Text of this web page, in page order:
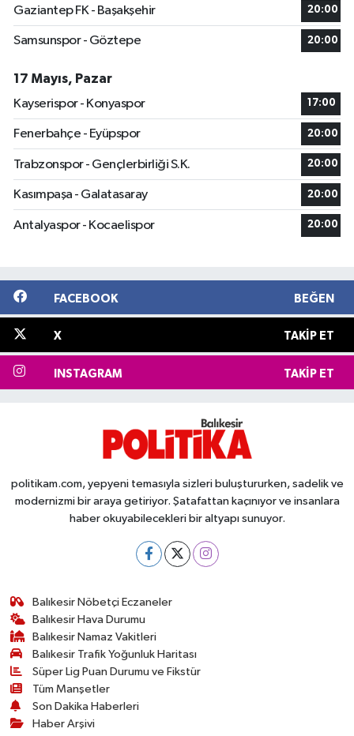
Gaziantep FK - Başakşehir 20:00
Samsunspor - Göztepe 20:00
17 Mayıs, Pazar
Kayserispor - Konyaspor
17:00
Fenerbahçe - Eyüpspor 20:00
Trabzonspor - Gençlerbirliği S.K. 20:00
Kasımpaşa - Galatasaray 20:00
Antalyaspor - Kocaelispor 20:00
FACEBOOK BEĞEN
X TAKIP ET
INSTAGRAM TAKIP ET
politikam.com, yepyeni temasıyla sizleri buluştururken, sadelik ve
modernizmi bir araya getiriyor. Şatafattan kaçınıyor ve insanlara
haber okuyabilecekleri bir altyapı sunuyor.
Balıkesir Nöbetçi Eczaneler
Balıkesir Hava Durumu
Balıkesir Namaz Vakitleri
Balıkesir Trafik Yoğunluk Haritası
Süper Lig Puan Durumu ve Fikstür
Tüm Manşetler
Son Dakika Haberleri
Haber Arşivi